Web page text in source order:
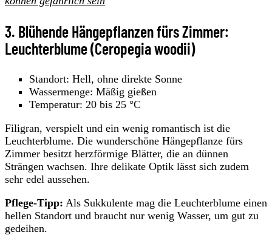
3. Blühende Hängepflanzen fürs Zimmer:
Leuchterblume (Ceropegia woodii)
Standort: Hell, ohne direkte Sonne
Wassermenge: Mäßig gießen
Temperatur: 20 bis 25 °C
Filigran, verspielt und ein wenig romantisch ist die
Leuchterblume. Die wunderschöne Hängepflanze fürs
Zimmer besitzt herzförmige Blätter, die an dünnen
Strängen wachsen. Ihre delikate Optik lässt sich zudem
sehr edel aussehen.
Pflege-Tipp: Als Sukkulente mag die Leuchterblume einen
hellen Standort und braucht nur wenig Wasser, um gut zu
gedeihen.